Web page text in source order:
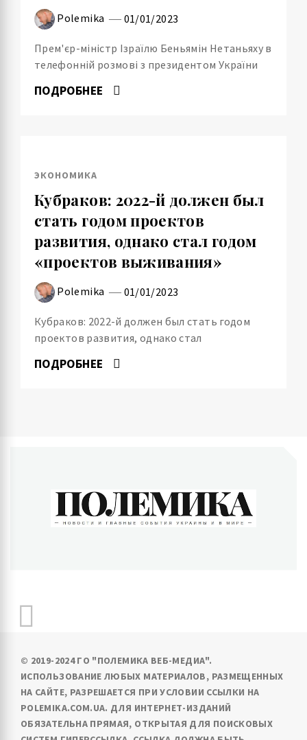
Polemika 01/01/2023
Прем'єр-міністр Ізраїлю Беньямін Нетаньяху в
телефонній розмові з президентом України
ПОДРОБНЕЕ
ЭКОНОМИКА
Кубраков: 2022-й должен был
стать годом проектов
развития, однако стал годом
«проектов выживания»
Polemika 01/01/2023
Кубраков: 2022-й должен был стать годом
проектов развития, однако стал
ПОДРОБНЕЕ
© 2019-2024 ГО "ПОЛЕМИКА ВЕБ-МЕДИА".
ИСПОЛЬЗОВАНИЕ ЛЮБЫХ МАТЕРИАЛОВ, РАЗМЕЩЕННЫХ
НА САЙТЕ, РАЗРЕШАЕТСЯ ПРИ УСЛОВИИ ССЫЛКИ НА
POLEMIKA.COM.UA. ДЛЯ ИНТЕРНЕТ-ИЗДАНИЙ
ОБЯЗАТЕЛЬНА ПРЯМАЯ, ОТКРЫТАЯ ДЛЯ ПОИСКОВЫХ